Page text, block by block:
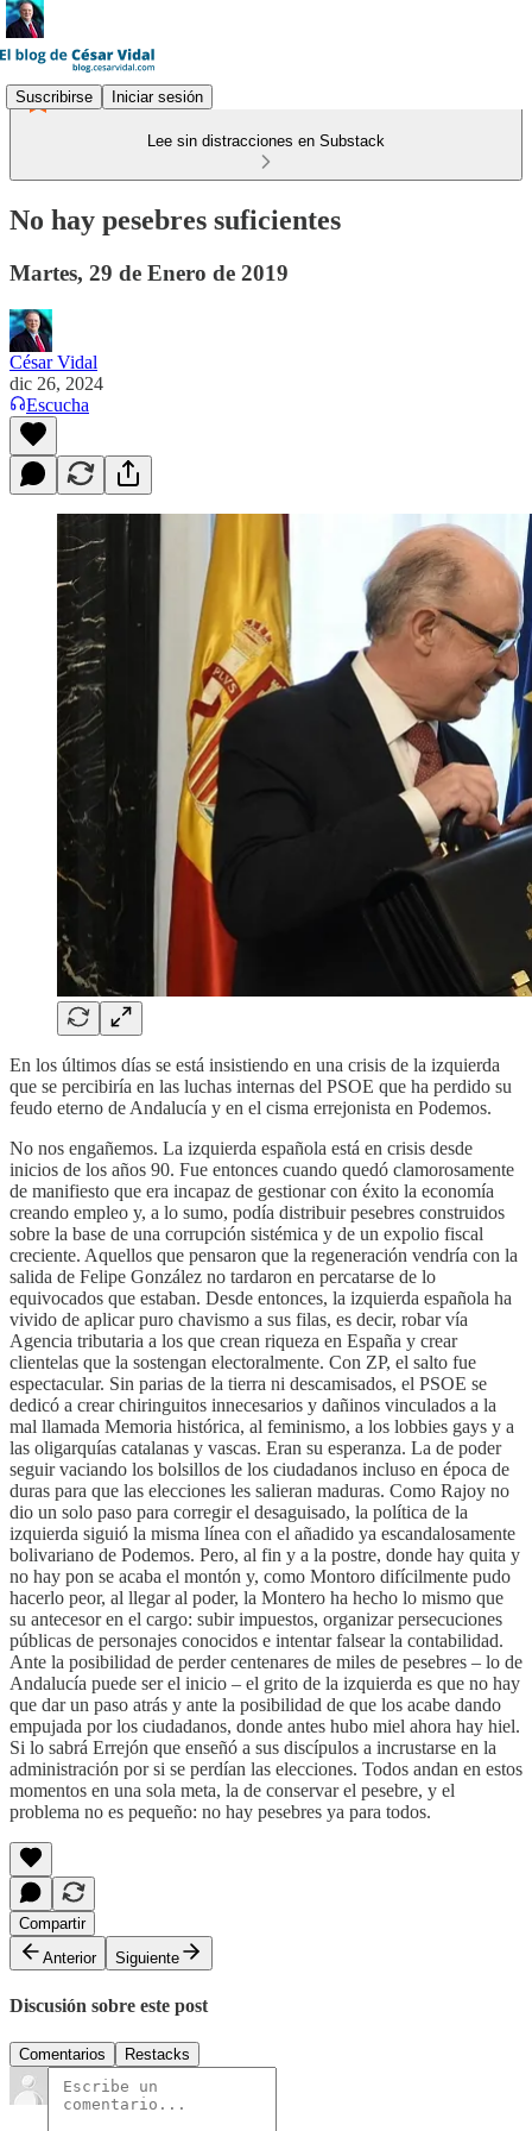
Suscribirse Iniciar sesión
Lee sin distracciones en Substack
No hay pesebres suficientes
Martes, 29 de Enero de 2019
César Vidal
dic 26, 2024
Escucha
En los últimos días se está insistiendo en una crisis de la izquierda
que se percibiría en las luchas internas del PSOE que ha perdido su
feudo eterno de Andalucía y en el cisma errejonista en Podemos.
No nos engañemos. La izquierda española está en crisis desde
inicios de los años 90. Fue entonces cuando quedó clamorosamente
de manifiesto que era incapaz de gestionar con éxito la economía
creando empleo y, a lo sumo, podía distribuir pesebres construidos
sobre la base de una corrupción sistémica y de un expolio fiscal
creciente. Aquellos que pensaron que la regeneración vendría con la
salida de Felipe González no tardaron en percatarse de lo
equivocados que estaban. Desde entonces, la izquierda española ha
vivido de aplicar puro chavismo a sus filas, es decir, robar vía
Agencia tributaria a los que crean riqueza en España y crear
clientelas que la sostengan electoralmente. Con ZP, el salto fue
espectacular. Sin parias de la tierra ni descamisados, el PSOE se
dedicó a crear chiringuitos innecesarios y dañinos vinculados a la
mal llamada Memoria histórica, al feminismo, a los lobbies gays y a
las oligarquías catalanas y vascas. Eran su esperanza. La de poder
seguir vaciando los bolsillos de los ciudadanos incluso en época de
duras para que las elecciones les salieran maduras. Como Rajoy no
dio un solo paso para corregir el desaguisado, la política de la
izquierda siguió la misma línea con el añadido ya escandalosamente
bolivariano de Podemos. Pero, al fin y a la postre, donde hay quita y
no hay pon se acaba el montón y, como Montoro difícilmente pudo
hacerlo peor, al llegar al poder, la Montero ha hecho lo mismo que
su antecesor en el cargo: subir impuestos, organizar persecuciones
públicas de personajes conocidos e intentar falsear la contabilidad.
Ante la posibilidad de perder centenares de miles de pesebres – lo de
Andalucía puede ser el inicio – el grito de la izquierda es que no hay
que dar un paso atrás y ante la posibilidad de que los acabe dando
empujada por los ciudadanos, donde antes hubo miel ahora hay hiel.
Si lo sabrá Errejón que enseñó a sus discípulos a incrustarse en la
administración por si se perdían las elecciones. Todos andan en estos
momentos en una sola meta, la de conservar el pesebre, y el
problema no es pequeño: no hay pesebres ya para todos.
Compartir
Anterior
Siguiente
Discusión sobre este post
Comentarios Restacks